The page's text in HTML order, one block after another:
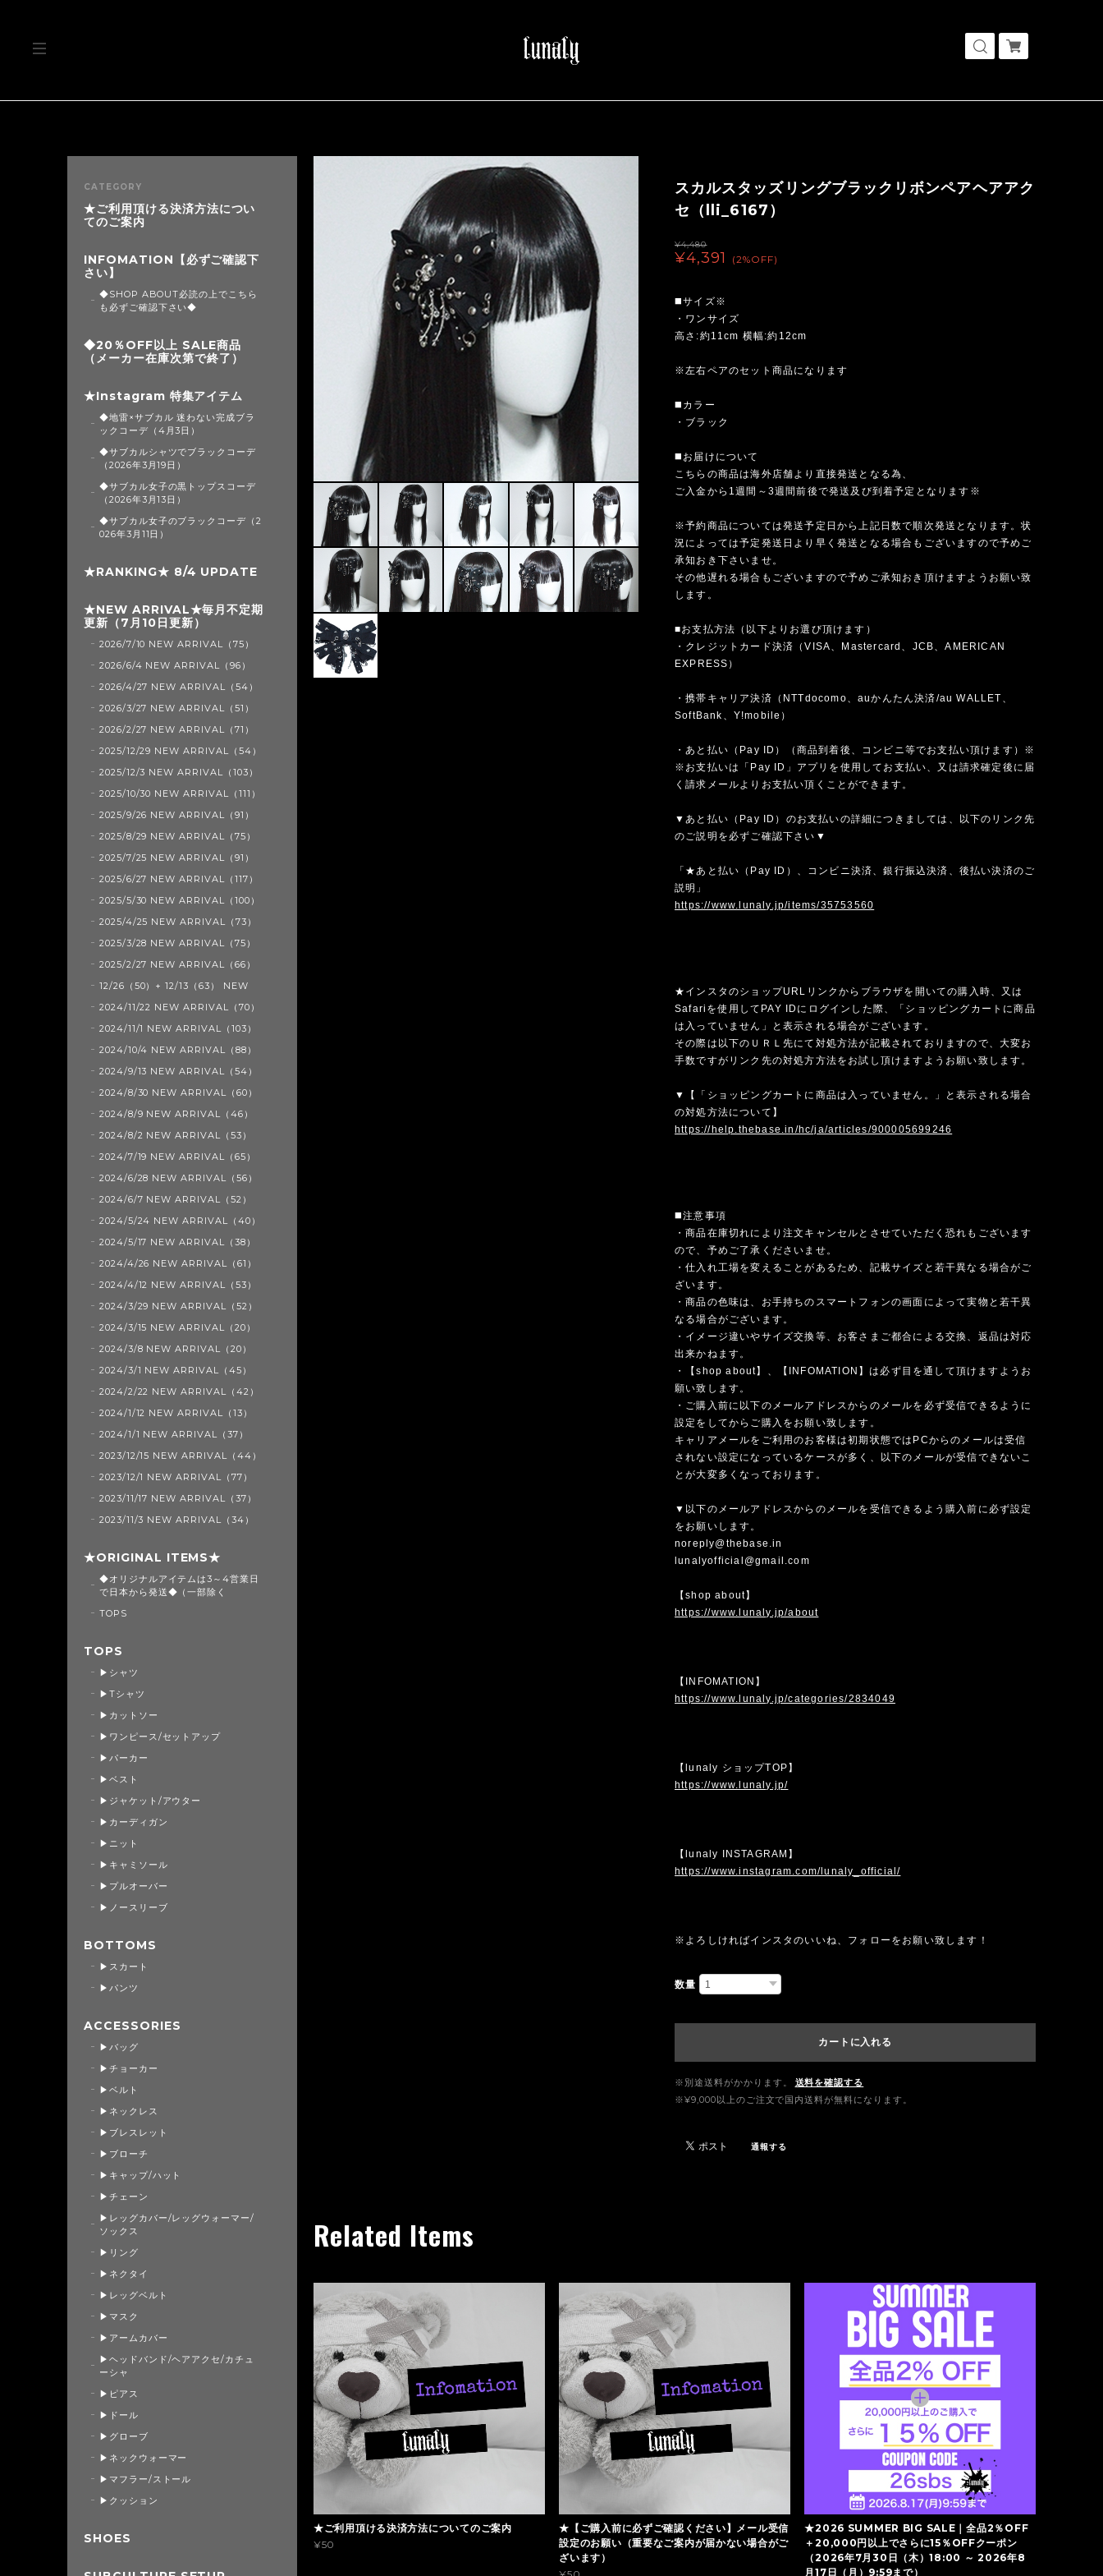
スカルスタッズリングブラックリボンペアヘアアク
セ（lli_6167）
¥4,480
¥4,391 (2%OFF)
◼️サイズ※
・ワンサイズ
高さ:約11cm 横幅:約12cm
※左右ペアのセット商品になります
◼️カラー
・ブラック
◼️お届けについて
こちらの商品は海外店舗より直接発送となる為、
ご入金から1週間～3週間前後で発送及び到着予定となります※
※予約商品については発送予定日から上記日数で順次発送となります。状
況によっては予定発送日より早く発送となる場合もございますので予めご
承知おき下さいませ。
その他遅れる場合もございますので予めご承知おき頂けますようお願い致
します。
■お支払方法（以下よりお選び頂けます）
・クレジットカード決済（VISA、Mastercard、JCB、AMERICAN
EXPRESS）
・携帯キャリア決済（NTTdocomo、auかんたん決済/au WALLET、
SoftBank、Y!mobile）
・あと払い（Pay ID）（商品到着後、コンビニ等でお支払い頂けます）※
※お支払いは「Pay ID」アプリを使用してお支払い、又は請求確定後に届
く請求メールよりお支払い頂くことができます。
▼あと払い（Pay ID）のお支払いの詳細につきましては、以下のリンク先
のご説明を必ずご確認下さい▼
「★あと払い（Pay ID）、コンビニ決済、銀行振込決済、後払い決済のご
説明」
https://www.lunaly.jp/items/35753560
★インスタのショップURLリンクからブラウザを開いての購入時、又は
Safariを使用してPAY IDにログインした際、「ショッピングカートに商品
は入っていません」と表示される場合がございます。
その際は以下のＵＲＬ先にて対処方法が記載されておりますので、大変お
手数ですがリンク先の対処方方法をお試し頂けますようお願い致します。
▼【「ショッピングカートに商品は入っていません。」と表示される場合
の対処方法について】
https://help.thebase.in/hc/ja/articles/900005699246
◼️注意事項
・商品在庫切れにより注文キャンセルとさせていただく恐れもございます
ので、予めご了承くださいませ。
・仕入れ工場を変えることがあるため、記載サイズと若干異なる場合がご
ざいます。
・商品の色味は、お手持ちのスマートフォンの画面によって実物と若干異
なる場合がございます。
・イメージ違いやサイズ交換等、お客さまご都合による交換、返品は対応
出来かねます。
・【shop about】、【INFOMATION】は必ず目を通して頂けますようお
願い致します。
・ご購入前に以下のメールアドレスからのメールを必ず受信できるように
設定をしてからご購入をお願い致します。
キャリアメールをご利用のお客様は初期状態ではPCからのメールは受信
されない設定になっているケースが多く、以下のメールが受信できないこ
とが大変多くなっております。
▼以下のメールアドレスからのメールを受信できるよう購入前に必ず設定
をお願いします。
noreply@thebase.in
lunalyofficial@gmail.com
【shop about】
https://www.lunaly.jp/about
【INFOMATION】
https://www.lunaly.jp/categories/2834049
【lunaly ショップTOP】
https://www.lunaly.jp/
【lunaly INSTAGRAM】
https://www.instagram.com/lunaly_official/
※よろしければインスタのいいね、フォローをお願い致します！
数量
カートに入れる
※別途送料がかかります。
送料を確認する
※¥9,000以上のご注文で国内送料が無料になります。
通報する
Related Items
★ご利用頂ける決済方法についてのご案内
¥50
★【ご購入前に必ずご確認ください】メール受信
設定のお願い（重要なご案内が届かない場合がご
ざいます）
★2026 SUMMER BIG SALE｜全品2％OFF
＋20,000円以上でさらに15％OFFクーポン
（2026年7月30日（木）18:00 ～ 2026年8
月17日（月）9:59まで）
CATEGORY
★ご利用頂ける決済方法につい
てのご案内
INFOMATION【必ずご確認下
さい】
◆SHOP ABOUT必読の上でこちら
も必ずご確認下さい◆
◆20％OFF以上 SALE商品
（メーカー在庫次第で終了）
★Instagram 特集アイテム
◆地雷×サブカル 迷わない完成ブラ
ックコーデ（4月3日）
◆サブカルシャツでブラックコーデ
（2026年3月19日）
◆サブカル女子の黒トップスコーデ
（2026年3月13日）
◆サブカル女子のブラックコーデ（2
026年3月11日）
★RANKING★ 8/4 UPDATE
★NEW ARRIVAL★毎月不定期
更新（7月10日更新）
2026/7/10 NEW ARRIVAL（75）
2026/6/4 NEW ARRIVAL（96）
2026/4/27 NEW ARRIVAL（54）
2026/3/27 NEW ARRIVAL（51）
2026/2/27 NEW ARRIVAL（71）
2025/12/29 NEW ARRIVAL（54）
2025/12/3 NEW ARRIVAL（103）
2025/10/30 NEW ARRIVAL（111）
2025/9/26 NEW ARRIVAL（91）
2025/8/29 NEW ARRIVAL（75）
2025/7/25 NEW ARRIVAL（91）
2025/6/27 NEW ARRIVAL（117）
2025/5/30 NEW ARRIVAL（100）
2025/4/25 NEW ARRIVAL（73）
2025/3/28 NEW ARRIVAL（75）
2025/2/27 NEW ARRIVAL（66）
12/26（50）+ 12/13（63） NEW
2024/11/22 NEW ARRIVAL（70）
2024/11/1 NEW ARRIVAL（103）
2024/10/4 NEW ARRIVAL（88）
2024/9/13 NEW ARRIVAL（54）
2024/8/30 NEW ARRIVAL（60）
2024/8/9 NEW ARRIVAL（46）
2024/8/2 NEW ARRIVAL（53）
2024/7/19 NEW ARRIVAL（65）
2024/6/28 NEW ARRIVAL（56）
2024/6/7 NEW ARRIVAL（52）
2024/5/24 NEW ARRIVAL（40）
2024/5/17 NEW ARRIVAL（38）
2024/4/26 NEW ARRIVAL（61）
2024/4/12 NEW ARRIVAL（53）
2024/3/29 NEW ARRIVAL（52）
2024/3/15 NEW ARRIVAL（20）
2024/3/8 NEW ARRIVAL（20）
2024/3/1 NEW ARRIVAL（45）
2024/2/22 NEW ARRIVAL（42）
2024/1/12 NEW ARRIVAL（13）
2024/1/1 NEW ARRIVAL（37）
2023/12/15 NEW ARRIVAL（44）
2023/12/1 NEW ARRIVAL（77）
2023/11/17 NEW ARRIVAL（37）
2023/11/3 NEW ARRIVAL（34）
★ORIGINAL ITEMS★
◆オリジナルアイテムは3～4営業日
で日本から発送◆（一部除く
TOPS
TOPS
▶シャツ
▶Tシャツ
▶カットソー
▶ワンピース/セットアップ
▶パーカー
▶ベスト
▶ジャケット/アウター
▶カーディガン
▶ニット
▶キャミソール
▶プルオーバー
▶ノースリーブ
BOTTOMS
▶スカート
▶パンツ
ACCESSORIES
▶バッグ
▶チョーカー
▶ベルト
▶ネックレス
▶ブレスレット
▶ブローチ
▶キャップ/ハット
▶チェーン
▶レッグカバー/レッグウォーマー/
ソックス
▶リング
▶ネクタイ
▶レッグベルト
▶マスク
▶アームカバー
▶ヘッドバンド/ヘアアクセ/カチュ
ーシャ
▶ピアス
▶ドール
▶グローブ
▶ネックウォーマー
▶マフラー/ストール
▶クッション
SHOES